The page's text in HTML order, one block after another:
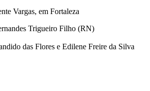
Vargas, em Fortaleza
Trigueiro Filho (RN)
das Flores e Edilene Freire da Silva